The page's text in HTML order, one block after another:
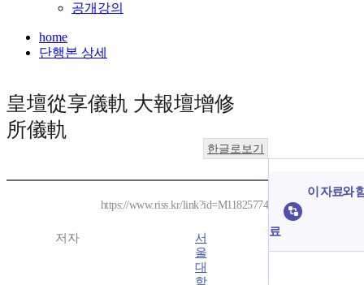
공개강의
home
단행본 상세
皇壇從享儀軌 大報壇增修
所儀軌
한글로보기
https://www.riss.kr/link?id=M11825774
저자
서
울
대
학
이 자료와
료